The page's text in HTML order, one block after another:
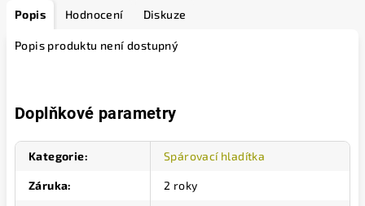
Popis Hodnocení Diskuze
Popis produktu není dostupný
Doplňkové parametry
Kategorie: Spárovací hladítka
Záruka: 2 roky